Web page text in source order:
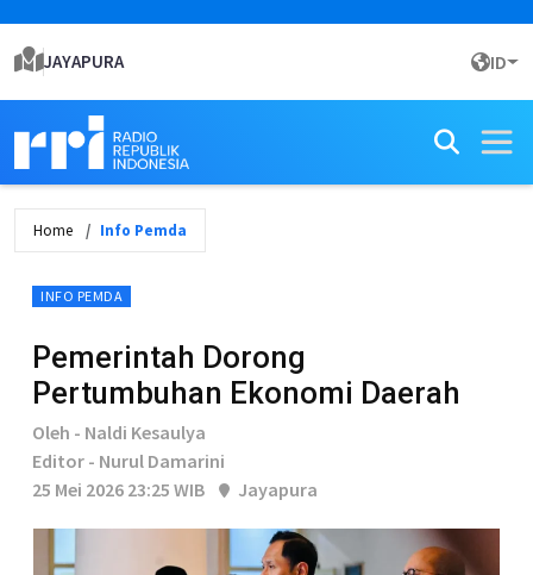
JAYAPURA ID
Home Info Pemda
INFO PEMDA
Pemerintah Dorong
Pertumbuhan Ekonomi Daerah
Oleh - Naldi Kesaulya
Editor - Nurul Damarini
25 Mei 2026 23:25 WIB
Jayapura